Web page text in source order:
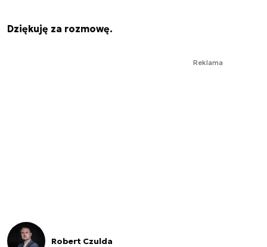
Dziękuję za rozmowę.
Reklama
Robert Czulda